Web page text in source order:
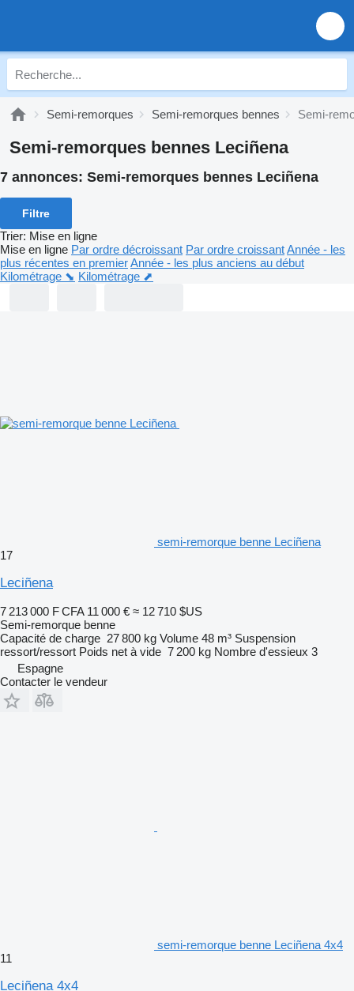
Semi-remorques Semi-remorques bennes Semi-
Semi-remorques bennes Leciñena
7 annonces: Semi-remorques bennes Leciñena
Filtre
Trier: Mise en ligne
Mise en ligne Par ordre décroissant Par ordre croissantAnnée - les
plus récentes en premierAnnée - les plus anciens au début
Kilométrage ⬊ Kilométrage ⬈
semi-remorque benne Leciñena
17
Leciñena
7 213 000 F CFA 11 000 € ≈ 12 710 $US
Semi-remorque benne
Capacité de charge 27 800 kg Volume 48 m³ Suspension
ressort/ressort Poids net à vide 7 200 kg Nombre d'essieux 3
Espagne
Contacter le vendeur
semi-remorque benne Leciñena 4x4
11
Leciñena 4x4